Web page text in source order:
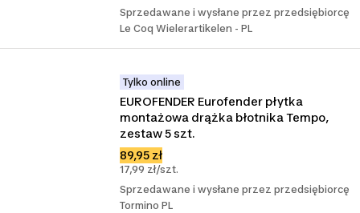
Sprzedawane i wysłane przez przedsiębiorcę
Le Coq Wielerartikelen - PL
Tylko online
EUROFENDER Eurofender płytka
montażowa drążka błotnika Tempo,
zestaw 5 szt.
89,95 zł
17,99 zł/szt.
Sprzedawane i wysłane przez przedsiębiorcę
Tormino PL